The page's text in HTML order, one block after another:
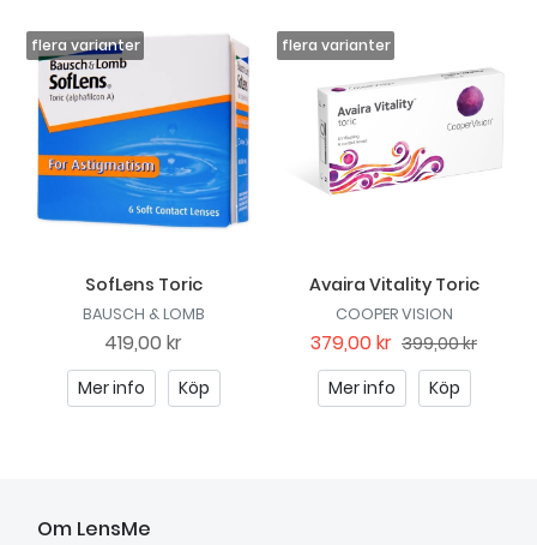
SofLens Toric
BAUSCH & LOMB
419,00 kr
Mer info Köp
Avaira Vitality Toric
COOPER VISION
379,00 kr 399,00 kr
Mer info
Köp
Om LensMe